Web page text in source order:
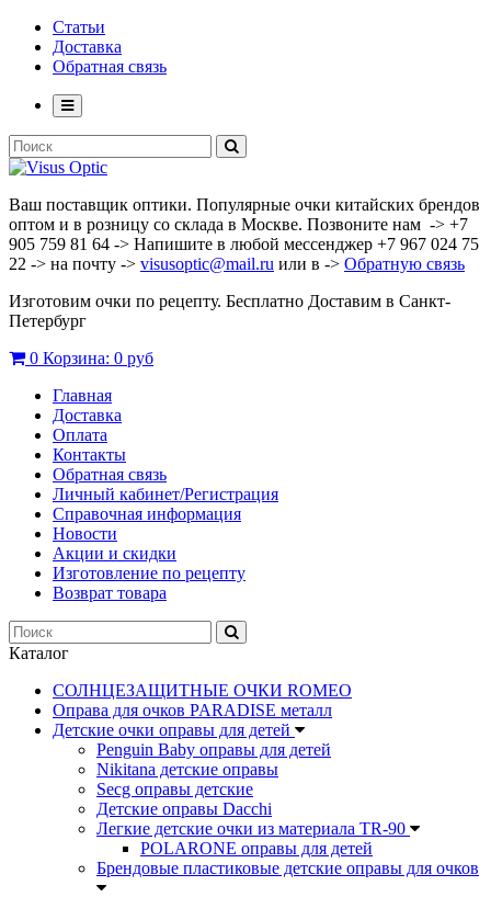
Статьи
Доставка
Обратная связь
Ваш поставщик оптики. Популярные очки китайских брендов
оптом и в розницу со склада в Москве. Позвоните нам -> +7
905 759 81 64 -> Напишите в любой мессенджер +7 967 024 75
22 -> на почту -> visusoptic@mail.ru или в -> Обратную связь
Изготовим очки по рецепту. Бесплатно Доставим в Санкт-
Петербург
0 Корзина: 0 руб
Главная
Доставка
Оплата
Контакты
Обратная связь
Личный кабинет/Регистрация
Справочная информация
Новости
Акции и скидки
Изготовление по рецепту
Возврат товара
Каталог
СОЛНЦЕЗАЩИТНЫЕ ОЧКИ ROMEO
Оправа для очков PARADISE металл
Детские очки оправы для детей
Penguin Baby оправы для детей
Nikitana детские оправы
Secg оправы детские
Детские оправы Dacchi
Легкие детские очки из материала TR-90
POLARONE оправы для детей
Брендовые пластиковые детские оправы для очков